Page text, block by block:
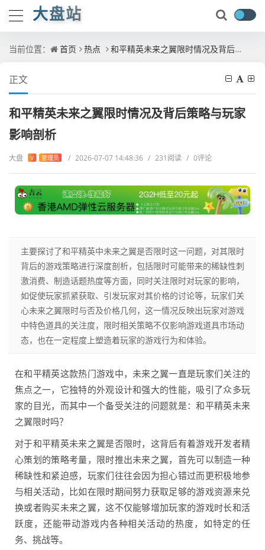
大盘站
当前位置： 首页 热点 和平精英未来之翼限时情况及背后策略与玩家影响剖析
正文
和平精英未来之翼限时情况及背后策略与玩家
影响剖析
大盘 V 管理员 / 2026-07-07 14:48:36 / 231阅读 / 0评论
主要探讨了和平精英中未来之翼是否限时这一问题，对其限时
背后的游戏策略进行深度剖析，包括限时可能带来的稀缺性刺
激消费、制造话题热度等方面，同时关注限时对玩家的影响，
如促使玩家抓紧获取、引发玩家对其价格的讨论等，玩家们关
心未来之翼限时与否及价格几何，这一情况反映出玩家对游戏
中特色道具的关注度，限时相关策略不仅影响游戏道具市场动
态，也在一定程度上塑造着玩家的游戏行为和体验。
在和平精英这款热门游戏中，未来之翼一直是玩家们关注的
焦点之一，它独特的外观设计和强大的性能，吸引了众多玩
家的目光，而其中一个备受关注的问题就是：和平精英未来
之翼限时吗？
对于和平精英未来之翼是否限时，这背后有着游戏开发者精
心策划的策略考量，限时推出未来之翼，首先可以制造一种
稀缺性和紧迫感，玩家们往往会因为担心错过而更积极地参
与相关活动，比如在限时期间努力获取足够的游戏资源来兑
换或者购买未来之翼，这不仅能够增加玩家的游戏时长和活
跃度，还能带动游戏内各种相关活动的热度，如特定的任
务、挑战等。